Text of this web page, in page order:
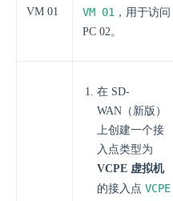
VM 01 VM 01 ，用于访问
PC 02。
在 SD-
WAN（新版）
上创建一个接
入点类型为
VCPE 虚拟机
的接入点 VCPE